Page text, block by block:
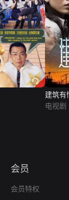
建筑有
电视剧
会员
会员特权